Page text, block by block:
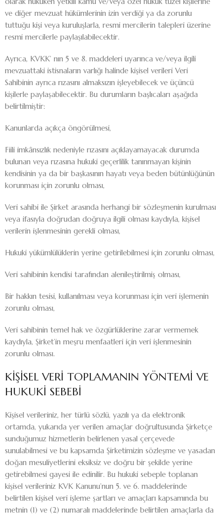
ve diğer mevzuat hükümlerinin izin verdiği ya da zorunlu
tuttuğu kişi veya kuruluşlarla, resmi mercilerin talepleri üzerine
resmi mercilerle paylaşılabilecektir.
Ayrıca, KVKK’ nın 5 ve 8. maddeleri uyarınca ve/veya ilgili
mevzuattaki istisnaların varlığı halinde kişisel verileri Veri
Sahibinin ayrıca rızasını almaksızın işleyebilecek ve üçüncü
kişilerle paylaşabilecektir. Bu durumların başlıcaları aşağıda
belirtilmiştir:
Kanunlarda açıkça öngörülmesi,
Fiili imkânsızlık nedeniyle rızasını açıklayamayacak durumda
bulunan veya rızasına hukuki geçerlilik tanınmayan kişinin
kendisinin ya da bir başkasının hayatı veya beden bütünlüğünün
korunması için zorunlu olması,
Veri sahibi ile Şirket arasında herhangi bir sözleşmenin kurulması
veya ifasıyla doğrudan doğruya ilgili olması kaydıyla, kişisel
verilerin işlenmesinin gerekli olması,
Hukuki yükümlülüklerin yerine getirilebilmesi için zorunlu olması,
Veri sahibinin kendisi tarafından alenileştirilmiş olması,
Bir hakkın tesisi, kullanılması veya korunması için veri işlemenin
zorunlu olması,
Veri sahibinin temel hak ve özgürlüklerine zarar vermemek
kaydıyla, Şirket’in meşru menfaatleri için veri işlenmesinin
zorunlu olması.
KİŞİSEL VERİ TOPLAMANIN YÖNTEMİ VE
HUKUKİ SEBEBİ
Kişisel verileriniz, her türlü sözlü, yazılı ya da elektronik
ortamda, yukarıda yer verilen amaçlar doğrultusunda Şirketçe
sunduğumuz hizmetlerin belirlenen yasal çerçevede
sunulabilmesi ve bu kapsamda Şirketimizin sözleşme ve yasadan
doğan mesuliyetlerini eksiksiz ve doğru bir şekilde yerine
getirebilmesi gayesi ile edinilir. Bu hukuki sebeple toplanan
kişisel verileriniz KVK Kanunu’nun 5. ve 6. maddelerinde
belirtilen kişisel veri işleme şartları ve amaçları kapsamında bu
metnin (1) ve (2) numaralı maddelerinde belirtilen amaçlarla da